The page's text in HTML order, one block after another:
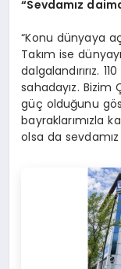
“Sevdamız
“Konu dünyaya
Takım ise
dalgalandırırız.
sahadayız. Bizim
güç olduğunu
bayraklarımızla
olsa da